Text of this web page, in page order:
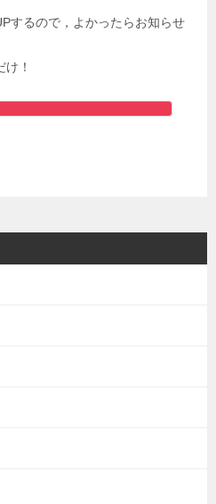
するので，よかったらお知らせ
！